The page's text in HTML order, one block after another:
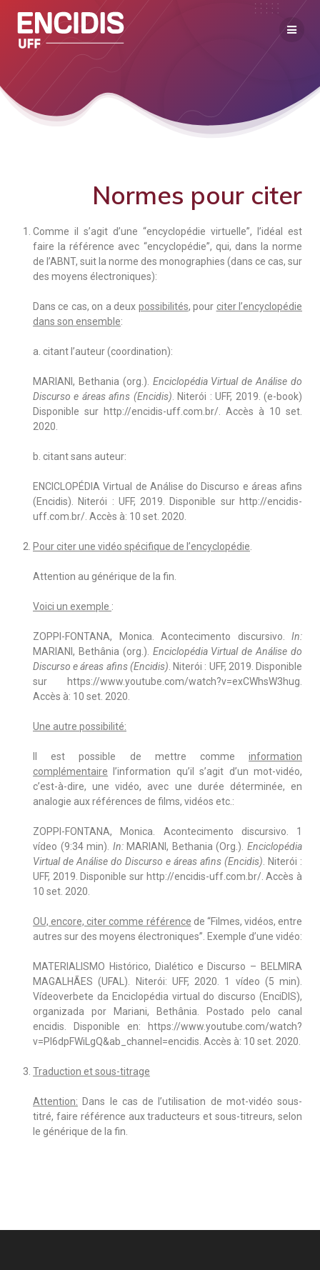
Normes pour citer
Comme il s’agit d’une “encyclopédie virtuelle”, l’idéal est
faire la référence avec “encyclopédie”, qui, dans la norme
de l’ABNT, suit la norme des monographies (dans ce cas, sur
des moyens électroniques):
Dans ce cas, on a deux possibilités, pour citer l’encyclopédie
dans son ensemble:
a. citant l’auteur (coordination):
MARIANI, Bethania (org.). Enciclopédia Virtual de Análise do
Discurso e áreas afins (Encidis) . Niterói : UFF, 2019. (e-book)
Disponible sur http://encidis-uff.com.br/. Accès à 10 set.
2020.
b. citant sans auteur:
ENCICLOPÉDIA Virtual de Análise do Discurso e áreas afins
(Encidis). Niterói : UFF, 2019. Disponible sur http://encidis-
uff.com.br/. Accès à: 10 set. 2020.
Pour citer une vidéo spécifique de l’encyclopédie
Attention au générique de la fin.
Voici un exemple :
ZOPPI-FONTANA, Monica. Acontecimento discursivo. In:
MARIANI, Bethânia (org.). Enciclopédia Virtual de Análise do
Discurso e áreas afins (Encidis) . Niterói : UFF, 2019. Disponible
sur https://www.youtube.com/watch?v=exCWhsW3hug.
Accès à: 10 set. 2020.
Une autre possibilité:
Il est possible de mettre comme information
complémentaire l’information qu’il s’agit d’un mot-vidéo,
c’est-à-dire, une vidéo, avec une durée déterminée, en
analogie aux références de films, vidéos etc.:
ZOPPI-FONTANA, Monica. Acontecimento discursivo. 1
vídeo (9:34 min). In: MARIANI, Bethania (Org.).Enciclopédia
Virtual de Análise do Discurso e áreas afins (Encidis) . Niterói :
UFF, 2019. Disponible sur http://encidis-uff.com.br/. Accès à
10 set. 2020.
OU, encore, citer comme référence de “Filmes, vidéos, entre
autres sur des moyens électroniques”. Exemple d’une vidéo:
MATERIALISMO Histórico, Dialético e Discurso – BELMIRA
MAGALHÃES (UFAL). Niterói: UFF, 2020. 1 vídeo (5 min).
Vídeoverbete da Enciclopédia virtual do discurso (EnciDIS),
organizada por Mariani, Bethânia. Postado pelo canal
encidis. Disponible en: https://www.youtube.com/watch?
v=Pl6dpFWiLgQ&ab_channel=encidis. Accès à: 10 set. 2020.
Traduction et sous-titrage
Attention: Dans le cas de l’utilisation de mot-vidéo sous-
titré, faire référence aux traducteurs et sous-titreurs, selon
le générique de la fin.